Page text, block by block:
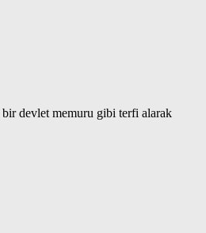
devlet memuru gibi terfi alarak